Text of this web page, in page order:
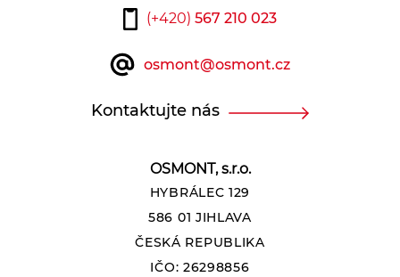
OSMONT, s.r.o.
HYBRÁLEC 129
586 01 JIHLAVA
ČESKÁ REPUBLIKA
IČO: 26298856
(+420) 567 210 023
osmont@osmont.cz
Kontaktujte nás